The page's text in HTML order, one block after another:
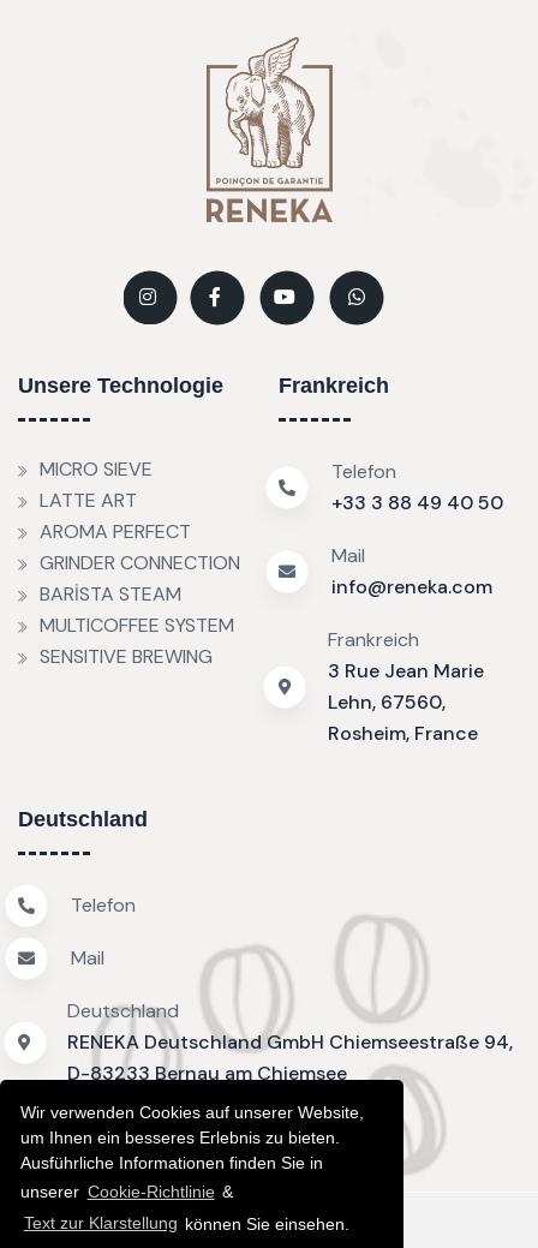
Wir verwenden Cookies auf unserer Website,
um Ihnen ein besseres Erlebnis zu bieten.
Ausführliche Informationen finden Sie in
unserer Cookie-Richtlinie &
Text zur Klarstellung können Sie einsehen.
Unsere Technologie
MICRO SIEVE
LATTE ART
AROMA PERFECT
GRINDER CONNECTION
BARİSTA STEAM
MULTICOFFEE SYSTEM
SENSITIVE BREWING
Frankreich
Telefon
+33 3 88 49 40 50
Mail
info@reneka.com
Frankreich
3 Rue Jean Marie
Lehn, 67560,
Rosheim, France
Deutschland
Telefon
Mail
Deutschland
RENEKA Deutschland GmbH Chiemseestraße 94,
D-83233 Bernau am Chiemsee
Verarbeitung
Cookie-